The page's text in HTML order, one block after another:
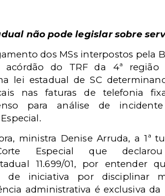
não pode legislar sobre
dos MSs interpostos pela
do TRF da 4ª região
lei estadual de SC
nas faturas de telefonia
para análise de
ministra Denise Arruda, a 1ª
Especial que
11.699/01, por entender
de iniciativa por disciplinar
administrativa é exclusiva